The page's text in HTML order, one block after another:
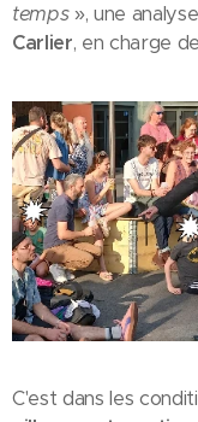
temps», une
Carlier, en charge
C'est dans les